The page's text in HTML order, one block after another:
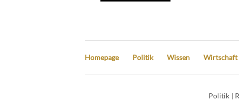
Homepage Politik Wissen Wirtschaft
Politik |